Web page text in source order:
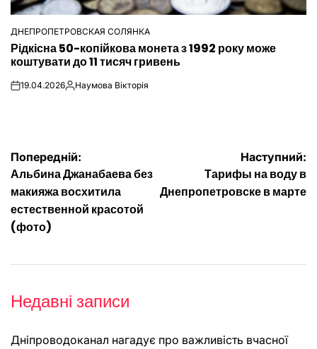
ОПУБЛІКУВАТИ
У
ДНЕПРОПЕТРОВСКАЯ СОЛЯНКА
Рідкісна 50-копійкова монета з 1992 року може
коштувати до 11 тисяч гривень
on19.04.2026Опубліковано
Наумова Вікторія
Навігація
записів
Попередній:
Альбина Джанабаева без
макияжа восхитила
естественной красотой
(фото)
Наступний:
Тарифы на воду в
Днепропетровске в марте
Недавні записи
Дніпроводоканал нагадує про важливість вчасної